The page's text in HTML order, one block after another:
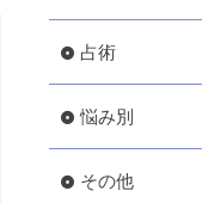
占術
悩み別
その他